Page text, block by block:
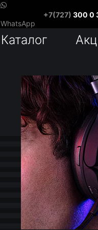
WhatsApp
+7(727) 300 0
Каталог